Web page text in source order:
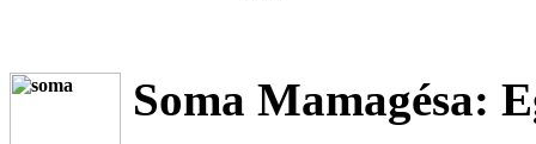
Soma Mamagésa: